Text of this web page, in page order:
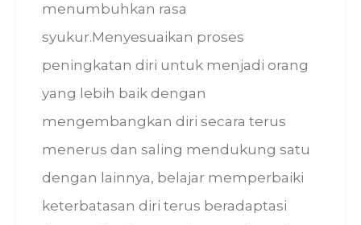
menumbuhkan rasa
syukur.Menyesuaikan proses
peningkatan diri untuk menjadi orang
yang lebih baik dengan
mengembangkan diri secara terus
menerus dan saling mendukung satu
dengan lainnya, belajar memperbaiki
keterbatasan diri terus beradaptasi